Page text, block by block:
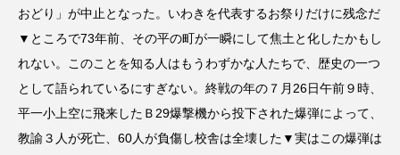
おどり」が中止となった。いわきを代表するお祭りだけに残念だ
▼ところで73年前、その平の町が一瞬にして焦土と化したかもし
れない。このことを知る人はもうわずかな人たちで、歴史の一つ
として語られているにすぎない。終戦の年の７月26日午前９時、
平一小上空に飛来したＢ29爆撃機から投下された爆弾によって、
教諭３人が死亡、60人が負傷し校舎は全壊した▼実はこの爆弾は